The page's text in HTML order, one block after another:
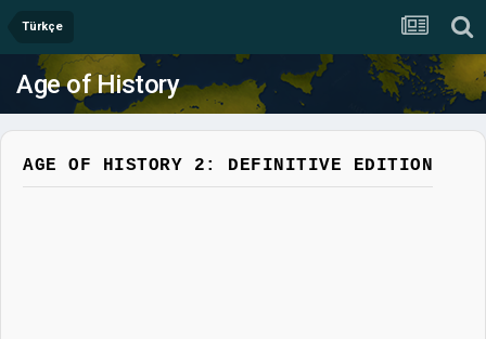
Türkçe
Age of History
AGE OF HISTORY 2: DEFINITIVE EDITION